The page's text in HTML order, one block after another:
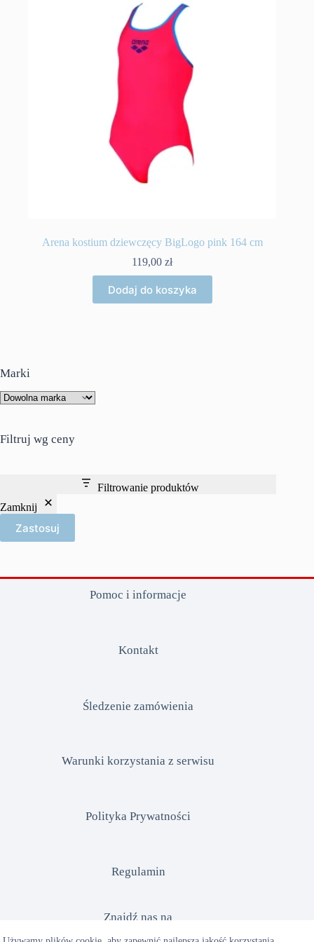
Arena kostium dziewczęcy BigLogo pink 164 cm
119,00zł
Dodaj do koszyka
Marki
Filtruj wg ceny
Filtrowanie produktów
Zamknij
Zastosuj
Pomoc i informacje
Kontakt
Śledzenie zamówienia
Warunki korzystania z serwisu
Polityka Prywatności
Regulamin
Znajdź nas na